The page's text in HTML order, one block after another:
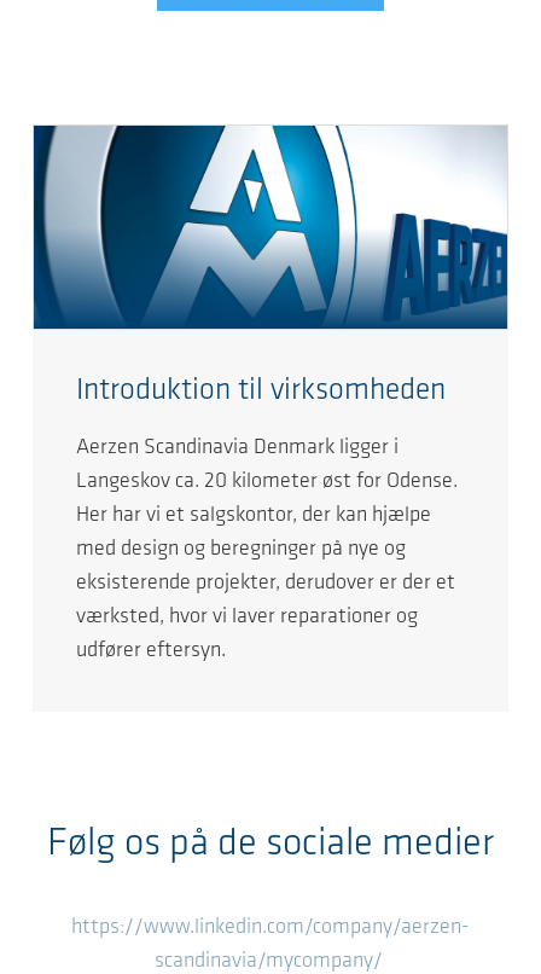
Introduktion til virksomheden
Aerzen Scandinavia Denmark ligger i
Langeskov ca. 20 kilometer øst for Odense.
Her har vi et salgskontor, der kan hjælpe
med design og beregninger på nye og
eksisterende projekter, derudover er der et
værksted, hvor vi laver reparationer og
udfører eftersyn.
Følg os på de sociale medier
https://www.linkedin.com/company/aerzen-
scandinavia/mycompany/